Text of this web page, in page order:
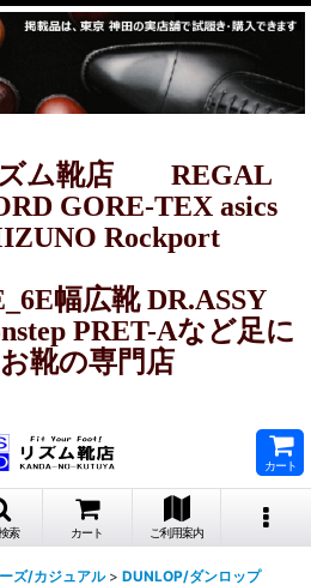
ズム靴店 REGAL
GORE-TEX asics
Rockport
幅広靴 DR.ASSY
PRET-Aなど足に
靴の専門店
カート
索 カート ご利用案内
ズ/カジュアル > DUNLOP/ダンロップ